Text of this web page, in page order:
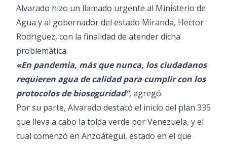
Alvarado hizo un llamado urgente al Ministerio de
Agua y al gobernador del estado Miranda, Hector
Rodríguez, con la finalidad de atender dicha
problemática.
«En pandemia, más que nunca, los ciudadanos
requieren agua de calidad para cumplir con los
protocolos de bioseguridad”,agregó.
Por su parte, Alvarado destacó el inicio del plan 335
que lleva a cabo la tolda verde por Venezuela, y el
cual comenzó en Anzoátegui, estado en el que